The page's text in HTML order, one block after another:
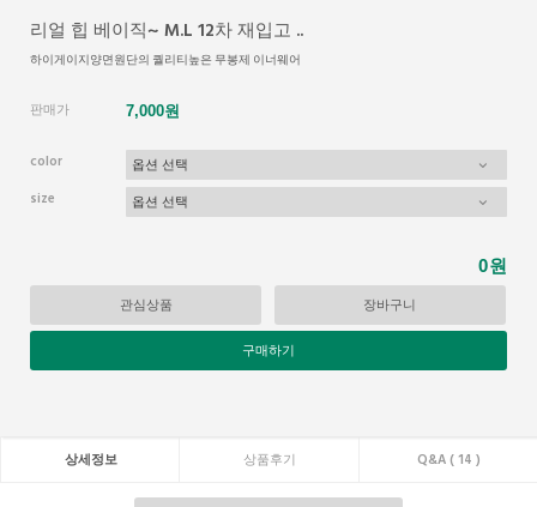
리얼 힙 베이직~ M.L 12차 재입고 ..
하이게이지양면원단의 퀄리티높은 무봉제 이너웨어
판매가 7,000원
color
size
0원
관심상품 장바구니
구매하기
상세정보 상품후기 Q&A ( 14 )